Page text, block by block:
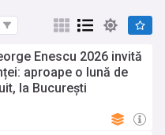
Enescu 2026 invită
aproape o lună de
la București